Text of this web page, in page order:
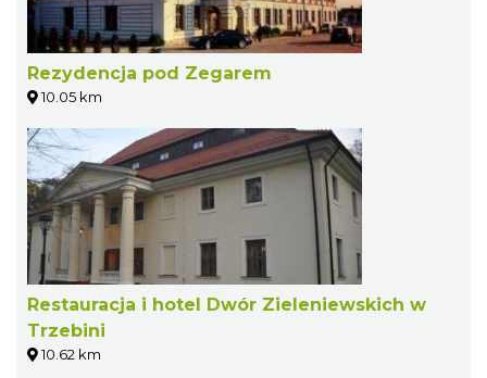
Rezydencja pod Zegarem
10.05 km
Restauracja i hotel Dwór Zieleniewskich w
Trzebini
10.62 km